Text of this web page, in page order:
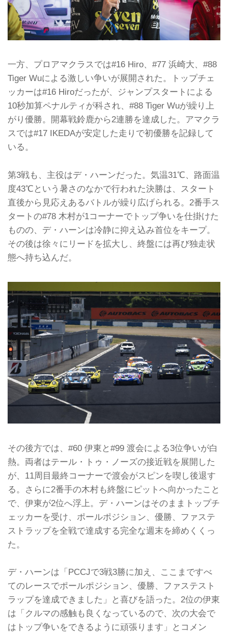
一方、プロアマクラスでは#16 Hiro、#77 浜崎大、#88
Tiger Wuによる激しい争いが展開された。トップチェ
ッカーは#16 Hiroだったが、ジャンプスタートによる
10秒加算ペナルティが科され、#88 Tiger Wuが繰り上
がり優勝。開幕戦鈴鹿から2連勝を達成した。アマクラ
スでは#17 IKEDAが安定した走りで初優勝を記録して
いる。
第3戦も、主役はデ・ハーンだった。気温31℃、路面温
度43℃という暑さのなかで行われた決勝は、スタート
直後から見応えあるバトルが繰り広げられる。2番手ス
タートの#78 木村が1コーナーでトップ争いを仕掛けた
ものの、デ・ハーンは冷静に抑え込み首位をキープ。
その後は徐々にリードを拡大し、終盤には再び独走状
態へ持ち込んだ。
その後方では、#60 伊東と#99 渡会による3位争いが白
熱。両者はテール・トゥ・ノーズの接近戦を展開した
が、11周目最終コーナーで渡会がスピンを喫し後退す
る。さらに2番手の木村も終盤にピットへ向かったこと
で、伊東が2位へ浮上。デ・ハーンはそのままトップチ
ェッカーを受け、ポールポジション、優勝、ファステ
ストラップを全戦で達成する完全な週末を締めくくっ
た。
デ・ハーンは「PCCJで3戦3勝に加え、ここまですべ
てのレースでポールポジション、優勝、ファステスト
ラップを達成できました」と喜びを語った。2位の伊東
は「クルマの感触も良くなっているので、次の大会で
はトップ争いをできるように頑張ります」とコメン